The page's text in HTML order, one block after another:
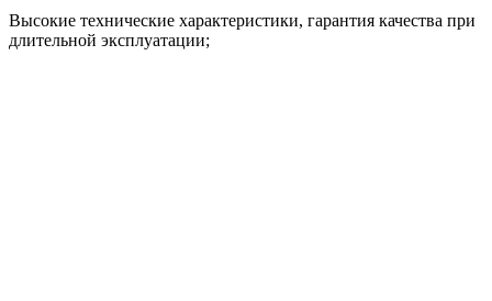
Высокие технические характеристики, гарантия качества при
длительной эксплуатации;